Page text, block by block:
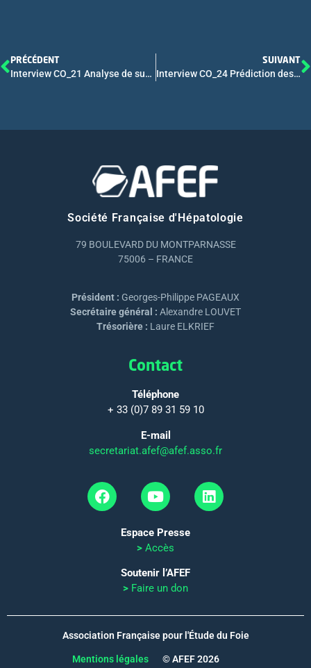
PRÉCÉDENT
Interview CO_21 Analyse de survie sur trois ans, sécurité et analyses à long terme des survivants (LTS) à partir de l’étude de phase 3 TOPAZ-1 évaluant le durvalumab (D) en combinaison avec une chimiothérapie dans le cancer des voies biliaires (BTC)
SUIVANT
Interview CO_24 Prédiction des classes transcriptomiques de cholangiocarcinome intrahépatique par méthode auto-supervisée sur des prélèvements histologiques de routine
Société Française d'Hépatologie
79 BOULEVARD DU MONTPARNASSE
75006 – FRANCE
Président : Georges-Philippe PAGEAUX
Secrétaire général : Alexandre LOUVET
Trésorière : Laure ELKRIEF
Contact
Téléphone
+ 33 (0)7 89 31 59 10
E-mail
secretariat.afef@afef.asso.fr
Espace Presse
> Accès
Soutenir l’AFEF
> Faire un don
Association Française pour l'Étude du Foie
Mentions légales © AFEF 2026